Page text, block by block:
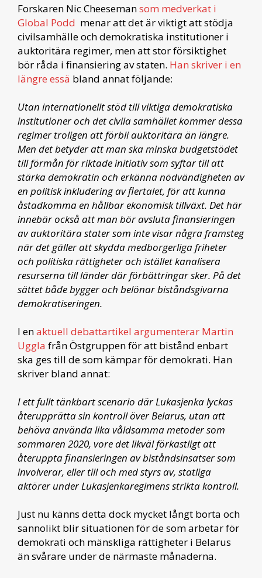
Forskaren Nic Cheesemansom medverkat i
Global Podd menar att det är viktigt att stödja
civilsamhälle och demokratiska institutioner i
auktoritära regimer, men att stor försiktighet
bör råda i finansiering av staten. Han skriver i en
längre essä bland annat följande:
Utan internationellt stöd till viktiga demokratiska
institutioner och det civila samhället kommer dessa
regimer troligen att förbli auktoritära än längre.
Men det betyder att man ska minska budgetstödet
till förmån för riktade initiativ som syftar till att
stärka demokratin och erkänna nödvändigheten av
en politisk inkludering av flertalet, för att kunna
åstadkomma en hållbar ekonomisk tillväxt. Det här
innebär också att man bör avsluta finansieringen
av auktoritära stater som inte visar några framsteg
när det gäller att skydda medborgerliga friheter
och politiska rättigheter och istället kanalisera
resurserna till länder där förbättringar sker. På det
sättet både bygger och belönar biståndsgivarna
demokratiseringen.
I enaktuell debattartikel argumenterar Martin
Uggla från Östgruppen för att bistånd enbart
ska ges till de som kämpar för demokrati. Han
skriver bland annat:
I ett fullt tänkbart scenario där Lukasjenka lyckas
återupprätta sin kontroll över Belarus, utan att
behöva använda lika våldsamma metoder som
sommaren 2020, vore det likväl förkastligt att
återuppta finansieringen av biståndsinsatser som
involverar, eller till och med styrs av, statliga
aktörer under Lukasjenkaregimens strikta kontroll.
Just nu känns detta dock mycket långt borta och
sannolikt blir situationen för de som arbetar för
demokrati och mänskliga rättigheter i Belarus
än svårare under de närmaste månaderna.